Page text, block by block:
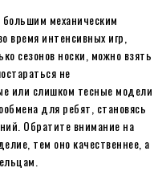
механическим
время интенсивных игр,
сезонов носки, можно взять
не
или слишком тесные модели
для ребят, становясь
Обратите внимание на
тем оно качественнее, а